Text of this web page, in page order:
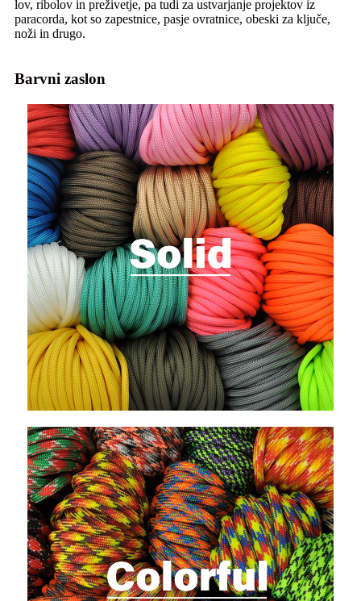
lov, ribolov in preživetje, pa tudi za ustvarjanje projektov iz
paracorda, kot so zapestnice, pasje ovratnice, obeski za ključe,
noži in drugo.
Barvni zaslon